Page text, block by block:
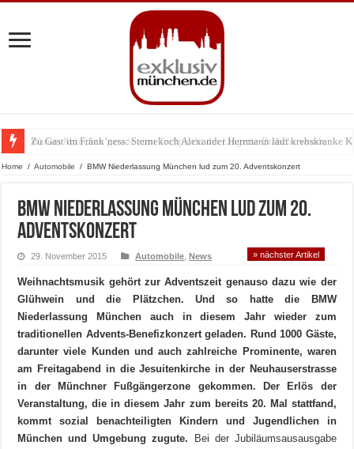
Warum München gerade zum Treffpunkt der Lingerie-Branche wurde
Home / Automobile / BMW Niederlassung München lud zum 20. Adventskonzert
BMW Niederlassung München lud zum 20.
Adventskonzert
29. November 2015 Automobile ,News » nächster Artikel
Weihnachtsmusik gehört zur Adventszeit genauso dazu wie der
Glühwein und die Plätzchen. Und so hatte die BMW
Niederlassung München auch in diesem Jahr wieder zum
traditionellen Advents-Benefizkonzert geladen. Rund 1000 Gäste,
darunter viele Kunden und auch zahlreiche Prominente, waren
am Freitagabend in die Jesuitenkirche in der Neuhauserstrasse
in der Münchner Fußgängerzone gekommen. Der Erlös der
Veranstaltung, die in diesem Jahr zum bereits 20. Mal stattfand,
kommt sozial benachteiligten Kindern und Jugendlichen in
München und Umgebung zugute. Bei der Jubiläumsausausgabe